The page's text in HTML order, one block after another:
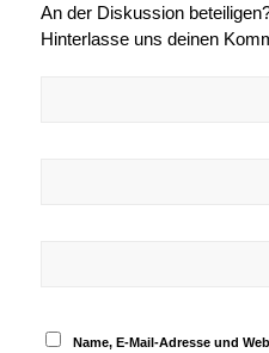
An der Diskussion
Hinterlasse uns deinen
Name, E-Mail-Adresse und